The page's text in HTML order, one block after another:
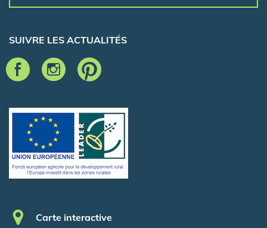
SUIVRE LES ACTUALITÉS
Pied de page
Carte interactive